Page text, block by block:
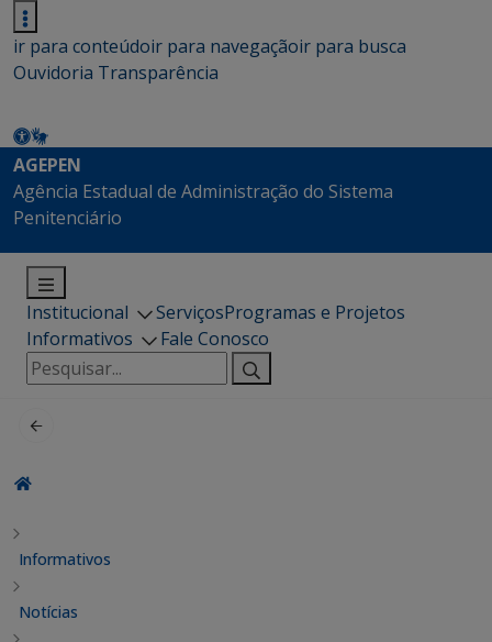
ir para conteúdoir para navegaçãoir para busca
Ouvidoria Transparência
AGEPEN
Agência Estadual de Administração do Sistema
Penitenciário
Institucional ServiçosProgramas e Projetos
Informativos
Fale Conosco
Pesquisar
por:
Informativos
Notícias